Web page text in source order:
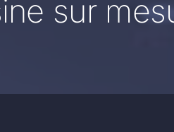
sur